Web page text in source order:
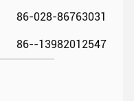
86-028-86763031
86--13982012547